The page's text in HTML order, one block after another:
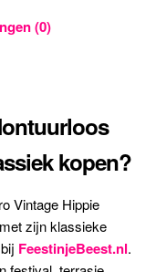
(0)
kopen?
Vintage Hippie
zijn klassieke
FeestinjeBeest.nl.